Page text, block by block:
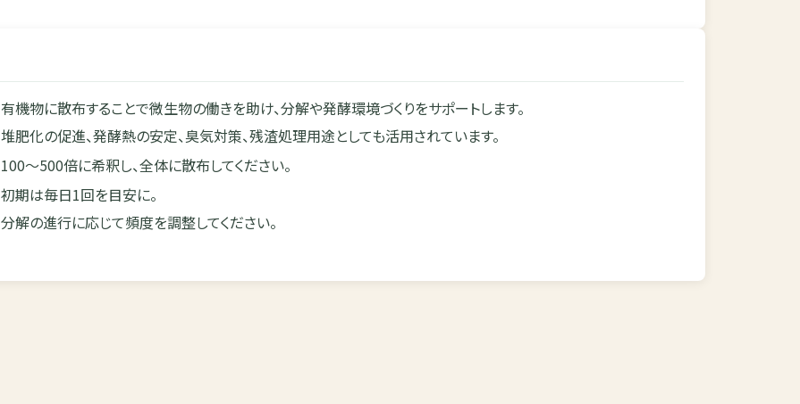
有機物に散布することで微生物の働きを助け、分解や発酵環境づくりをサポートします。
堆肥化の促進、発酵熱の安定、臭気対策、残渣処理用途としても活用されています。
100〜500倍に希釈し、全体に散布してください。
初期は毎日1回を目安に。
分解の進行に応じて頻度を調整してください。